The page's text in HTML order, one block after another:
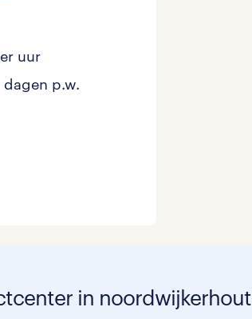
uur
dagen p.w.
in noordwijkerhout